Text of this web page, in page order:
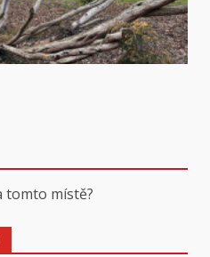
tomto místě?